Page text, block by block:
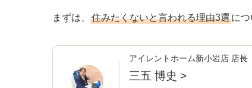
まずは、 住みたくないと言われる理由3選につ
アイレントホーム新小岩店 店長
三五 博史 >